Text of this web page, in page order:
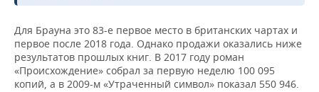
Для Брауна это 83-е первое место в британских чартах и
первое после 2018 года. Однако продажи оказались ниже
результатов прошлых книг. В 2017 году роман
«Происхождение» собрал за первую неделю 100 095
копий, а в 2009-м «Утраченный символ» показал 550 946.